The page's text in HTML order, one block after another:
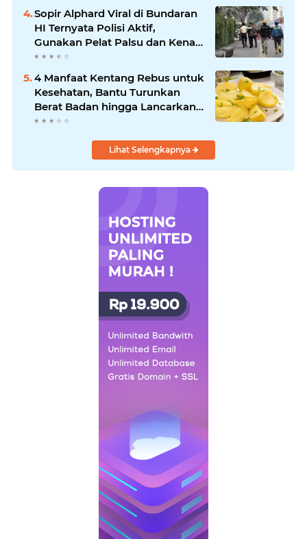
Sopir Alphard Viral di Bundaran
HI Ternyata Polisi Aktif,
Gunakan Pelat Palsu dan Kena
Tilang
4 Manfaat Kentang Rebus untuk
Kesehatan, Bantu Turunkan
Berat Badan hingga Lancarkan
Pencernaan
Lihat Selengkapnya